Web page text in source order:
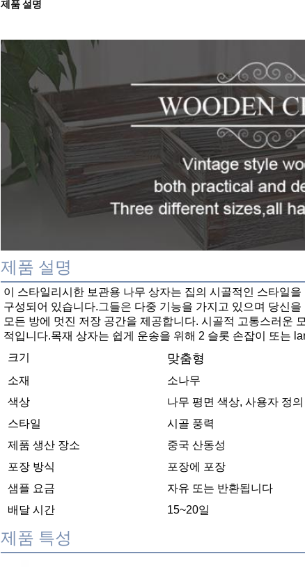
제품 설명
제품 설명
이 스타일리시한 보관용 나무 상자는 집의 시골적인 스타일
구성되어 있습니다.그들은 다중 기능을 가지고 있으며 당신
모든 방에 멋진 저장 공간을 제공합니다. 시골적 고통스러운
적입니다.목재 상자는 쉽게 운송을 위해 2 슬롯 손잡이 또는
크기
맞춤형
소재
소나무
색상
나무 평면 색상, 사용자 정의
스타일
시골 풍력
제품 생산 장소
중국 산동성
포장 방식
포장에 포장
샘플 요금
자유 또는 반환됩니다
배달 시간
15~20일
제품 특성